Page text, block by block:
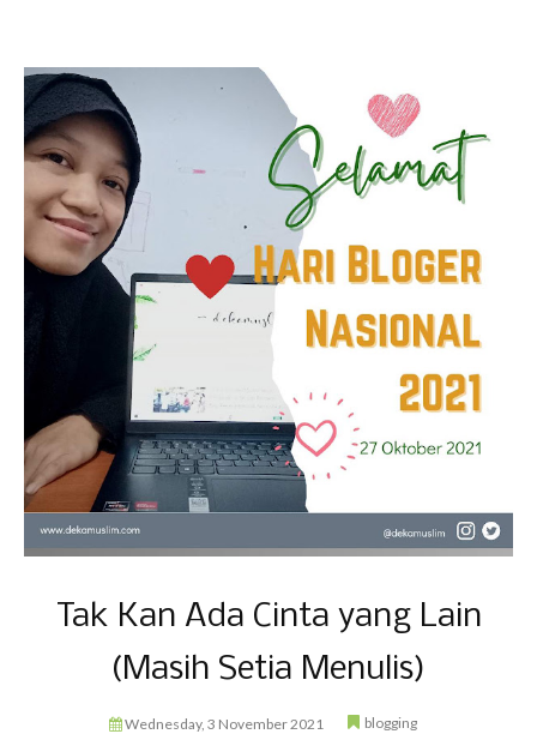
Tak Kan Ada Cinta yang Lain
(Masih Setia Menulis)
Wednesday, 3 November 2021 blogging